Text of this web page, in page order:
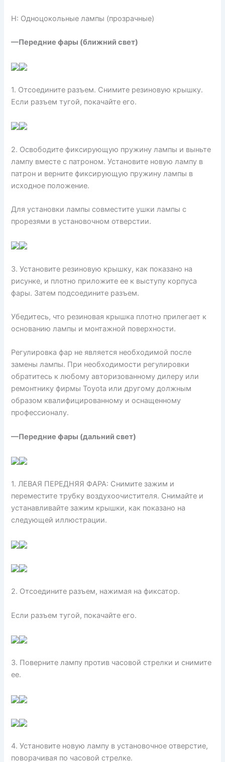
Н: Одноцокольные лампы (прозрачные)
—Передние фары (ближний свет)
1. Отсоедините разъем. Снимите резиновую крышку.
Если разъем тугой, покачайте его.
2. Освободите фиксирующую пружину лампы и выньте
лампу вместе с патроном. Установите новую лампу в
патрон и верните фиксирующую пружину лампы в
исходное положение.
Для установки лампы совместите ушки лампы с
прорезями в установочном отверстии.
3. Установите резиновую крышку, как показано на
рисунке, и плотно приложите ее к выступу корпуса
фары. Затем подсоедините разъем.
Убедитесь, что резиновая крышка плотно прилегает к
основанию лампы и монтажной поверхности.
Регулировка фар не является необходимой после
замены лампы. При необходимости регулировки
обратитесь к любому авторизованному дилеру или
ремонтнику фирмы Toyota или другому должным
образом квалифицированному и оснащенному
профессионалу.
—Передние фары (дальний свет)
1. ЛЕВАЯ ПЕРЕДНЯЯ ФАРА: Снимите зажим и
переместите трубку воздухоочистителя. Снимайте и
устанавливайте зажим крышки, как показано на
следующей иллюстрации.
2. Отсоедините разъем, нажимая на фиксатор.
Если разъем тугой, покачайте его.
3. Поверните лампу против часовой стрелки и снимите
ее.
4. Установите новую лампу в установочное отверстие,
поворачивая по часовой стрелке.